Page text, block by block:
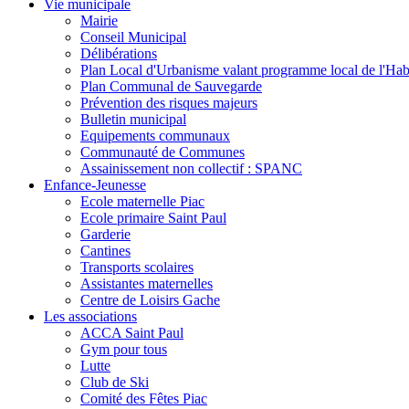
Vie municipale
Mairie
Conseil Municipal
Délibérations
Plan Local d'Urbanisme valant programme local de
Plan Communal de Sauvegarde
Prévention des risques majeurs
Bulletin municipal
Equipements communaux
Communauté de Communes
Assainissement non collectif : SPANC
Enfance-Jeunesse
Ecole maternelle Piac
Ecole primaire Saint Paul
Garderie
Cantines
Transports scolaires
Assistantes maternelles
Centre de Loisirs Gache
Les associations
ACCA Saint Paul
Gym pour tous
Lutte
Club de Ski
Comité des Fêtes Piac